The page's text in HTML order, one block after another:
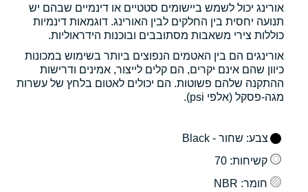
אורינג יכול לשמש ביישומים סטטיים או דינמיים שבהם יש
תנועה יחסית בין החלקים לבין האורינג. דוגמאות דינמיות
כוללות צירי משאבות מסתובבים ובוכנות הידראוליות.
אורינגים הם בין האטמים הנפוצים ביותר בשימוש במכונות
כיוון שהם אינם יקרים, הם קלים לייצור, אמינים ודרישות
ההתקנה שלהם פשוטות. הם יכולים לאטום בלחץ של עשרות
מגה-פסקל (אלפי psi).
צבע: שחור - Black
קשיחות: 70
חומר: NBR